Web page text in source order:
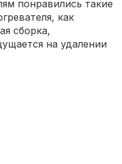
понравились такие
как
сборка,
на удалении